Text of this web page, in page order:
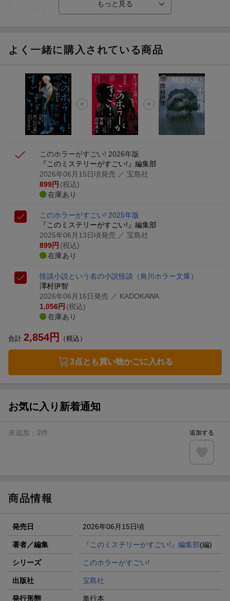
ト山分け
エントリー＆3,000円以上購入で無料データSIM（3GB/月プ
ラン）が当たる！
楽天モバイル紹介キャンペーンの拡散で300円OFFクーポン
進呈
よく一緒に購入されている商品
このホラーがすごい! 2026年版
『このミステリーがすごい!』編集部
2026年06月15日頃発売 ／ 宝島社
899円 (税込)
在庫あり
このホラーがすごい! 2025年版
『このミステリーがすごい!』編集部
2025年06月13日頃発売 ／ 宝島社
899円 (税込)
在庫あり
怪談小説という名の小説怪談 （角川ホラー文庫）
澤村伊智
2026年06月16日発売 ／ KADOKAWA
1,056円 (税込)
在庫あり
合計 2,854円 （税込）
3点とも買い物かごに入れる
お気に入り新着通知
未追加： 2件 追加する
商品情報
発売日 2026年06月15日頃
著者／編集 『このミステリーがすごい!』編集部(編)
シリーズ このホラーがすごい!
出版社 宝島社
発行形態 単行本